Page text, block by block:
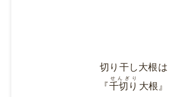
切り干し大根は
『千切り
せんぎり
大根』